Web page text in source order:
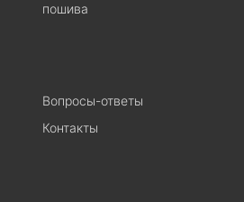
пошива
Вопросы-ответы
Контакты